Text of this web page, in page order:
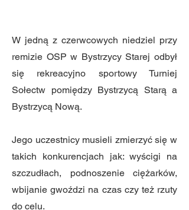
W jedną z czerwcowych niedziel przy
remizie OSP w Bystrzycy Starej odbył
się rekreacyjno sportowy Turniej
Sołectw pomiędzy Bystrzycą Starą a
Bystrzycą Nową.
Jego uczestnicy musieli zmierzyć się w
takich konkurencjach jak: wyścigi na
szczudłach, podnoszenie ciężarków,
wbijanie gwoździ na czas czy też rzuty
do celu.